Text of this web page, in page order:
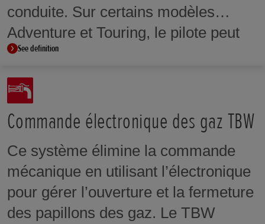
conduite. Sur certains modèles
Adventure et Touring, le pilote peut
indiquer, via le tableau de bord, la
présence d’un passager et/ou de
bagages. Le système ajuste alors
automatiquement l’amortissement en
See definition
Commande électronique des gaz TBW
Ce système élimine la commande
mécanique en utilisant l’électronique
pour gérer l’ouverture et la fermeture
des papillons des gaz. Le TBW